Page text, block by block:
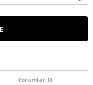
Yorumlar(0)